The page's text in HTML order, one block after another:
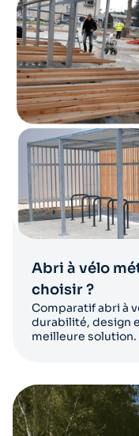
Abri à vélo
choisir ?
Comparatif abri à
durabilité, design
meilleure solution.